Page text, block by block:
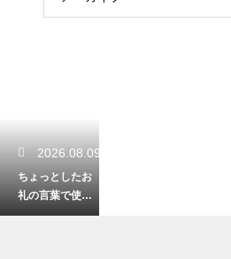
2026.08.09
ちょっとしたお
礼の言葉で使え
る例文！ビジネ